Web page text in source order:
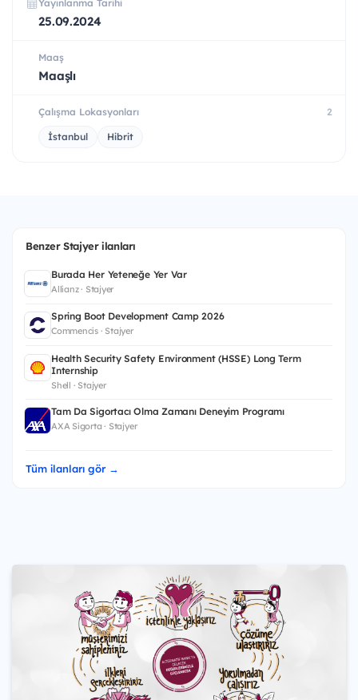
Yayınlanma Tarihi
25.09.2024
Maaş
Maaşlı
Çalışma Lokasyonları 2
İstanbul Hibrit
Benzer Stajyer ilanları
Burada Her Yeteneğe Yer Var
Allianz · Stajyer
Spring Boot Development Camp 2026
Commencis · Stajyer
Health Security Safety Environment (HSSE) Long Term
Internship
Shell · Stajyer
Tam Da Sigortacı Olma Zamanı Deneyim Programı
AXA Sigorta · Stajyer
Tüm ilanları gör →